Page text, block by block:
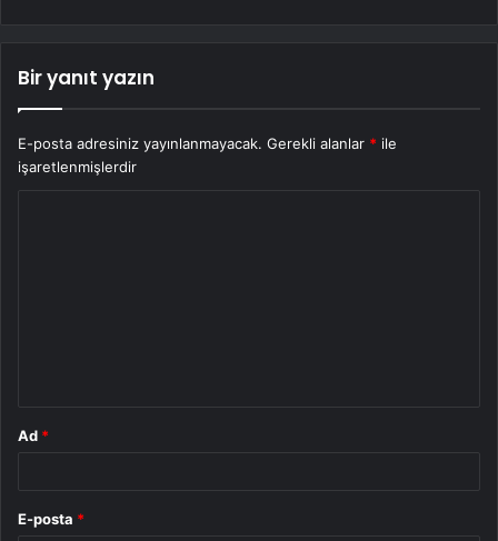
Bir yanıt yazın
E-posta adresiniz yayınlanmayacak. Gerekli alanlar * ile
işaretlenmişlerdir
Ad *
E-posta *